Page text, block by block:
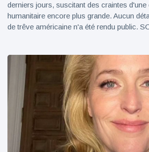
derniers jours, suscitant des craintes d'une
humanitaire encore plus grande. Aucun
de trêve américaine n'a été rendu public.